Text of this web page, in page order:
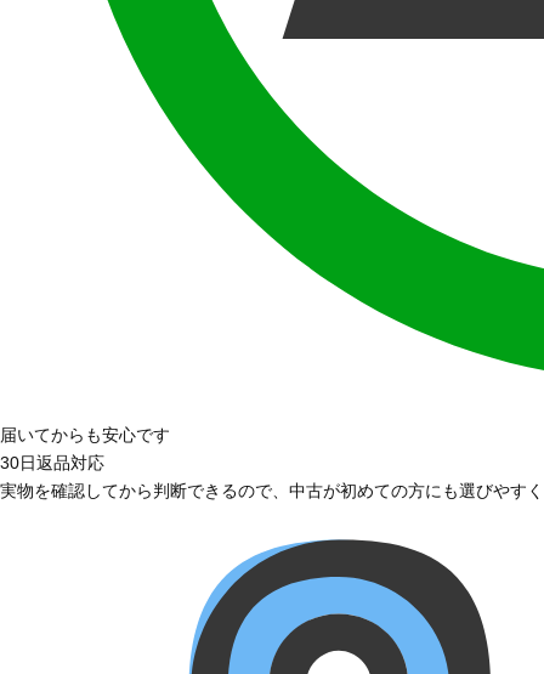
届いてからも安心です
30日返品対応
実物を確認してから判断できるので、中古が初めての方にも選びやす